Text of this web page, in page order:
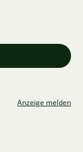
Anzeige melden